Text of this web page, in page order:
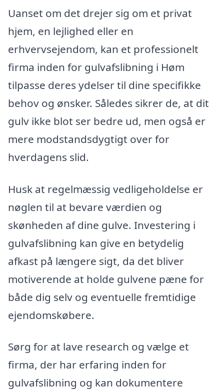
Uanset om det drejer sig om et privat
hjem, en lejlighed eller en
erhvervsejendom, kan et professionelt
firma inden for gulvafslibning i Høm
tilpasse deres ydelser til dine specifikke
behov og ønsker. Således sikrer de, at dit
gulv ikke blot ser bedre ud, men også er
mere modstandsdygtigt over for
hverdagens slid.
Husk at regelmæssig vedligeholdelse er
nøglen til at bevare værdien og
skønheden af dine gulve. Investering i
gulvafslibning kan give en betydelig
afkast på længere sigt, da det bliver
motiverende at holde gulvene pæne for
både dig selv og eventuelle fremtidige
ejendomskøbere.
Sørg for at lave research og vælge et
firma, der har erfaring inden for
gulvafslibning og kan dokumentere